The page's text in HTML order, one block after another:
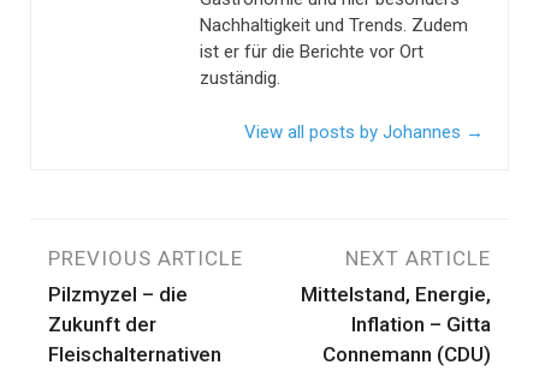
Nachhaltigkeit und Trends. Zudem
ist er für die Berichte vor Ort
zuständig.
View all posts by Johannes →
Beitragsnavigation
PREVIOUS ARTICLE
Pilzmyzel – die
Zukunft der
Fleischalternativen
NEXT ARTICLE
Mittelstand, Energie,
Inflation – Gitta
Connemann (CDU)